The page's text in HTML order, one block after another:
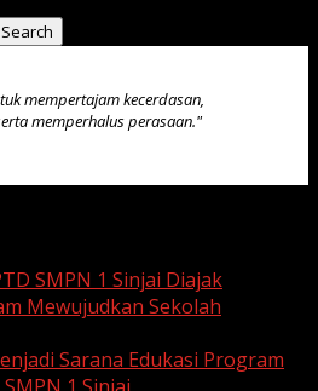
Search
mempertajam kecerdasan,
memperhalus perasaan."
SMPN 1 Sinjai Diajak
Mewujudkan Sekolah
Sarana Edukasi Program